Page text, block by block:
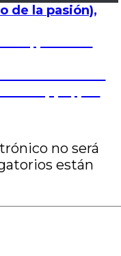
de la pasión),
no será
están